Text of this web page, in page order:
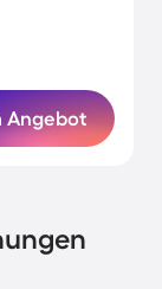
Angebot